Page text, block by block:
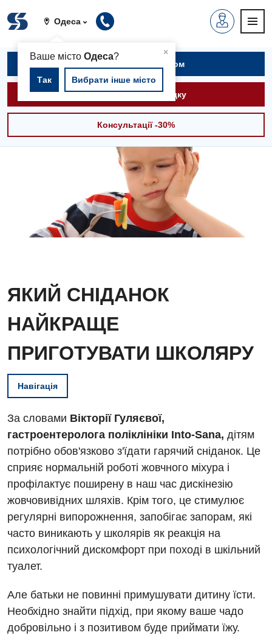
Одеса
×
Ваше містоОдеса?
Так Вибрати інше місто
Заходи БПР
Безкоштовні операції
Енциклопедія
Діагностика
Діагностичне відділення
Ендоскопічне відділення
Відділ госпіталізації
Відділення кардіосудинної патології та неврології
Записатися на прийом
Викликати швидку
Консультації -30%
ЯКИЙ СНІДАНОК
НАЙКРАЩЕ
ПРИГОТУВАТИ ШКОЛЯРУ
Навігація
За словами Вікторії Гуляєвої,
гастроентеролога поліклініки Into-Sana, дітям
потрібно обов'язково з'їдати гарячий сніданок. Це
сприяє нормальній роботі жовчного міхура і
профілактує поширену в наш час дискінезію
жовчовивідних шляхів. Крім того, це стимулює
регулярні випорожнення, запобігає запорам, які
часто виникають у школярів як реакція на
психологічний дискомфорт при поході в шкільний
туалет.
Але батьки не повинні примушувати дитину їсти.
Необхідно знайти підхід, при якому ваше чадо
добровільно і з позитивом буде приймати їжу.